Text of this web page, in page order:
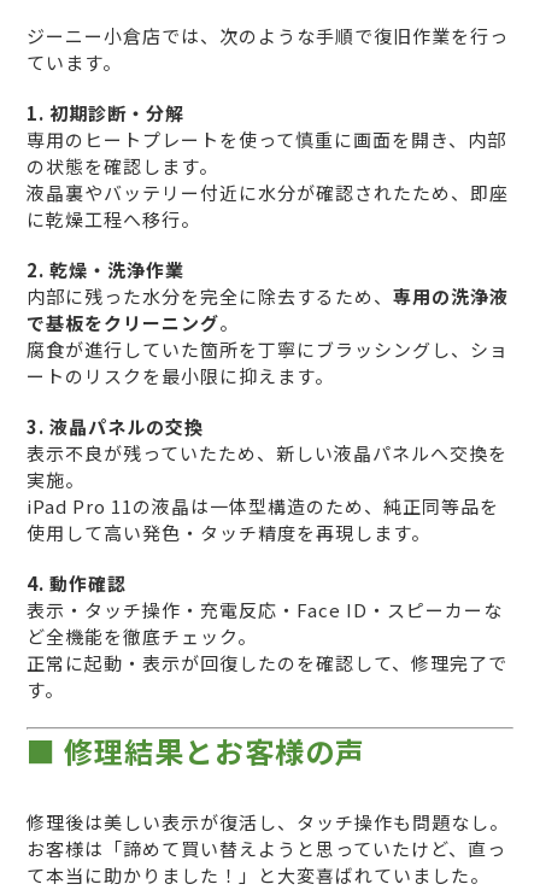
ジーニー小倉店では、次のような手順で復旧作業を行っ
ています。
1. 初期診断・分解
専用のヒートプレートを使って慎重に画面を開き、内部
の状態を確認します。
液晶裏やバッテリー付近に水分が確認されたため、即座
に乾燥工程へ移行。
2. 乾燥・洗浄作業
内部に残った水分を完全に除去するため、専用の洗浄液
で基板をクリーニング。
腐食が進行していた箇所を丁寧にブラッシングし、ショ
ートのリスクを最小限に抑えます。
3. 液晶パネルの交換
表示不良が残っていたため、新しい液晶パネルへ交換を
実施。
iPad Pro 11の液晶は一体型構造のため、純正同等品を
使用して高い発色・タッチ精度を再現します。
4. 動作確認
表示・タッチ操作・充電反応・Face ID・スピーカーな
ど全機能を徹底チェック。
正常に起動・表示が回復したのを確認して、修理完了で
す。
■ 修理結果とお客様の声
修理後は美しい表示が復活し、タッチ操作も問題なし。
お客様は「諦めて買い替えようと思っていたけど、直っ
て本当に助かりました！」と大変喜ばれていました。